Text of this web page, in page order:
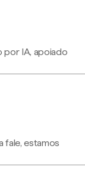
por IA, apoiado
fale, estamos